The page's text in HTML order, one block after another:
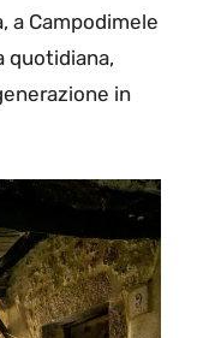
a Campodimele
quotidiana,
in